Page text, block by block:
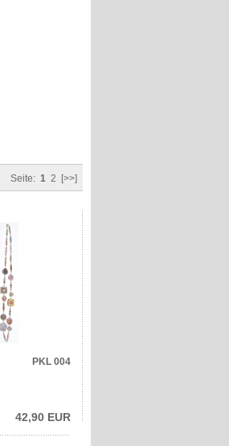
Seite: 1 2 [>>]
PKL 004
42,90 EUR